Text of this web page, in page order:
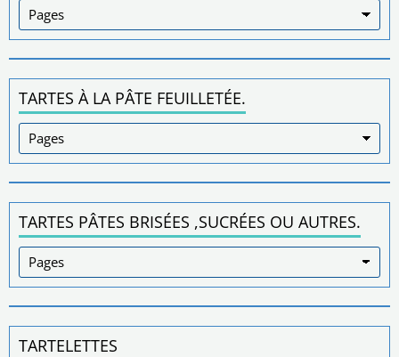
TARTES À LA PÂTE FEUILLETÉE.
TARTES PÂTES BRISÉES ,SUCRÉES OU AUTRES.
TARTELETTES